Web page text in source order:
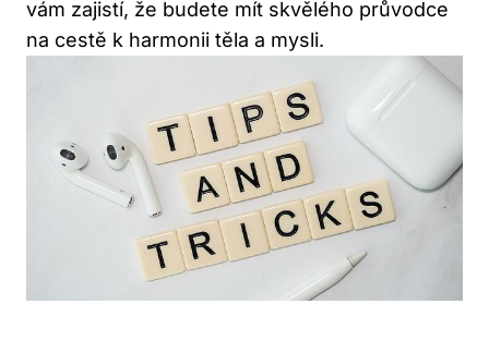
vám zajistí, že budete mít skvělého průvodce
na cestě k harmonii těla a mysli.